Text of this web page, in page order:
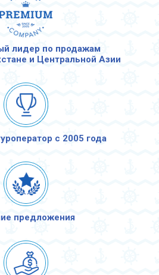
лидер по продажам
и Центральной Азии
с 2005 года
предложения